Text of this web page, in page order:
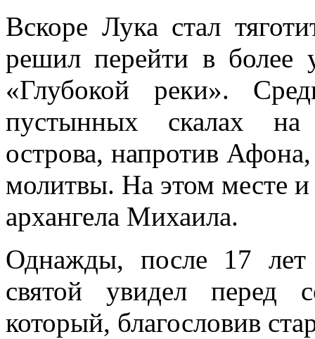
Вскоре Лука стал
решил перейти в более
«Глубокой реки».
пустынных скалах на
острова, напротив
молитвы. На этом месте
архангела Михаила.
Однажды, после 17 лет
святой увидел перед
который, благословив